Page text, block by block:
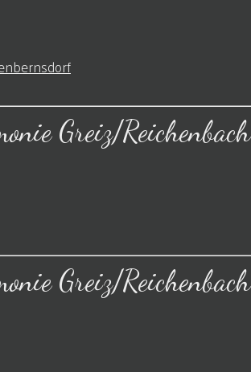
Greiz/Reichenbach
Greiz/Reichenbach